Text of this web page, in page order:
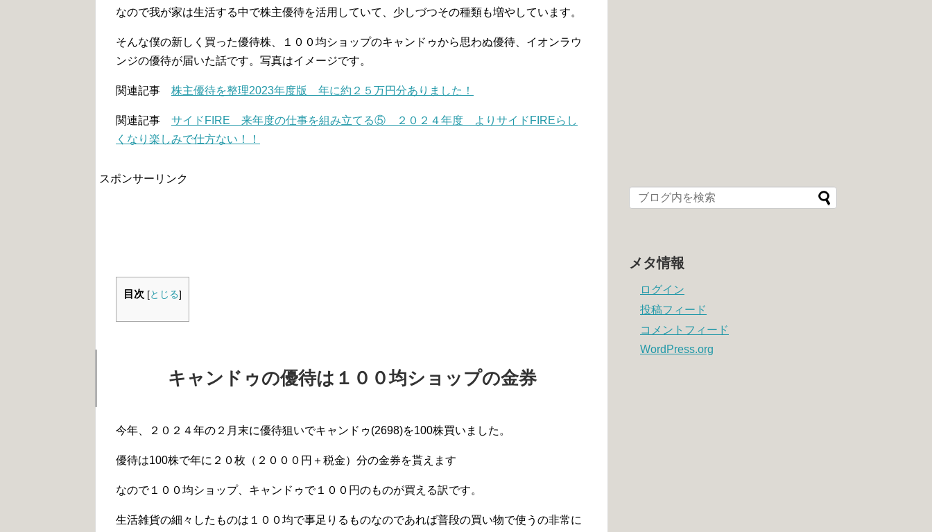
なので我が家は生活する中で株主優待を活用していて、少しづつその種類も増やしています。
そんな僕の新しく買った優待株、１００均ショップのキャンドゥから思わぬ優待、イオンラウ
ンジの優待が届いた話です。写真はイメージです。
関連記事 株主優待を整理2023年度版 年に約２５万円分ありました！
関連記事 サイドFIRE 来年度の仕事を組み立てる⑤ ２０２４年度 よりサイドFIREらし
くなり楽しみで仕方ない！！
スポンサーリンク
目次 [とじる]
キャンドゥの優待は１００均ショップの金券
今年、２０２４年の２月末に優待狙いでキャンドゥ(2698)を100株買いました。
優待は100株で年に２０枚（２０００円＋税金）分の金券を貰えます
なので１００均ショップ、キャンドゥで１００円のものが買える訳です。
生活雑貨の細々したものは１００均で事足りるものなのであれば普段の買い物で使うの非常に
メタ情報
ログイン
投稿フィード
コメントフィード
WordPress.org